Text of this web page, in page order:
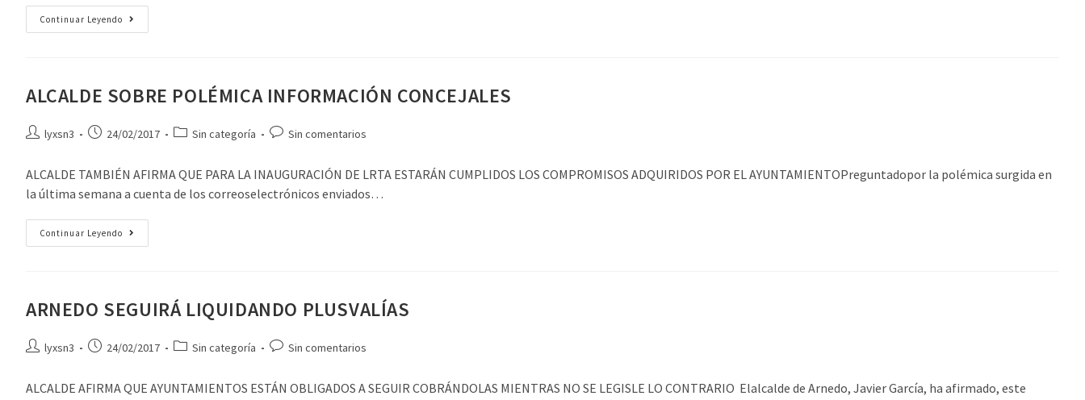
Continuar Leyendo
ALCALDE SOBRE POLÉMICA INFORMACIÓN CONCEJALES
lyxsn3 24/02/2017 Sin categoría Sin comentarios
ALCALDE TAMBIÉN AFIRMA QUE PARA LA INAUGURACIÓN DE LRTA ESTARÁN CUMPLIDOS LOS COMPROMISOS ADQUIRIDOS POR EL AYUNTAMIENTOPreguntadopor la polémica surgida en
la última semana a cuenta de los correoselectrónicos enviados…
Continuar Leyendo
ARNEDO SEGUIRÁ LIQUIDANDO PLUSVALÍAS
lyxsn3 24/02/2017 Sin categoría Sin comentarios
ALCALDE AFIRMA QUE AYUNTAMIENTOS ESTÁN OBLIGADOS A SEGUIR COBRÁNDOLAS MIENTRAS NO SE LEGISLE LO CONTRARIO Elalcalde de Arnedo, Javier García, ha afirmado, este